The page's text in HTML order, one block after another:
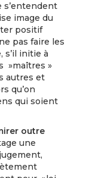
s’entendent
image du
positif
pas faire les
s’il initie à
»maîtres »
autres et
qu’on
qui soient
outre
une